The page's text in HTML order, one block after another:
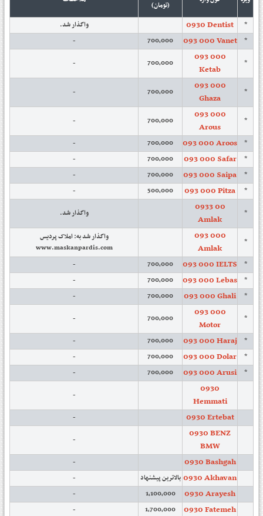
(تومان)
*
0930 Dentist
واگذار شد.
*
093 000 Vanet
700,000
-
*
093 000
Ketab
700,000
-
*
093 000
Ghaza
700,000
-
*
093 000
Arous
700,000
-
*
093 000 Aroos
700,000
-
*
093 000 Safar
700,000
-
*
093 000 Saipa
700,000
-
*
093 000 Pitza
500,000
-
*
0933 00
Amlak
واگذار شد.
*
093 000
Amlak
واگذار شد به: املاک پردیس
www.maskanpardis.com
*
093 000 IELTS
700,000
-
*
093 000 Lebas
700,000
-
*
093 000 Ghali
700,000
-
*
093 000
Motor
700,000
-
*
093 000 Haraj
700,000
-
*
093 000 Dolar
700,000
-
*
093 000 Arusi
700,000
-
0930
Hemmati
-
0930 Ertebat
-
0930 BENZ
BMW
-
0930 Bashgah
-
0930 Akhavan بالاترین پیشنهاد -
0930 Arayesh
1,100,000
-
0930 Fatemeh
1,700,000
-